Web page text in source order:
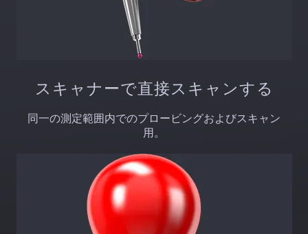
スキャナーで直接スキャンする
同一の測定範囲内でのプロービングおよびスキャン
用。